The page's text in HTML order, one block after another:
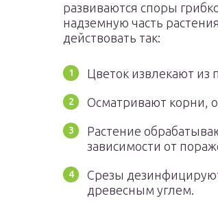
развиваются споры
надземную часть
действовать так:
Цветок извлекают из
Осматривают корни,
Растение
зависимости от
Срезы
древесным углем.